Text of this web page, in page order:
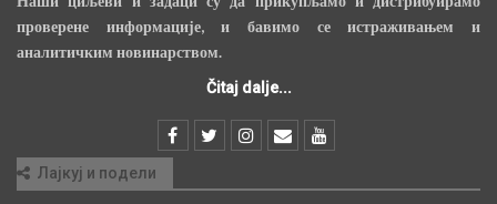
проверене информације, и бавимо се истраживањем и
аналитичким новинарством.
Čitaj dalje...
Лајкуј и подели